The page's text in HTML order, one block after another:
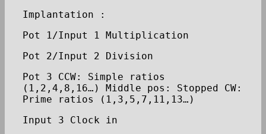
Implantation :
Pot 1/Input 1 Multiplication
Pot 2/Input 2 Division
Pot 3 CCW: Simple ratios
(1,2,4,8,16…) Middle pos: Stopped CW:
Prime ratios (1,3,5,7,11,13…)
Input 3 Clock in